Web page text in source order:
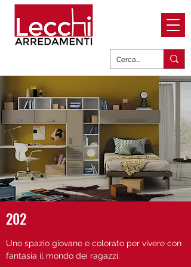
202
Uno spazio giovane e colorato per vivere con
fantasia il mondo dei ragazzi.